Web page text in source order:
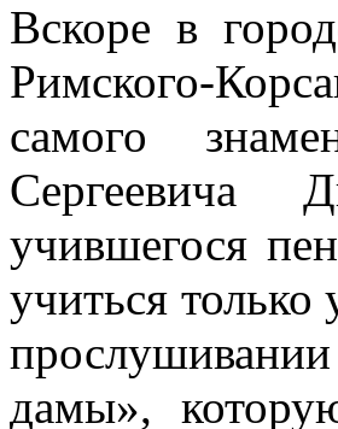
Вскоре в
Римского-
самого
Сергеевича
учившегося
учиться
дамы»,